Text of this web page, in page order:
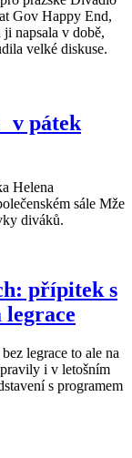
Gov Happy End,
napsala v době,
velké diskuse.
v pátek
Helena
sále Mže
diváků.
přípitek s
legrace
legrace to ale na
i v letošním
s programem